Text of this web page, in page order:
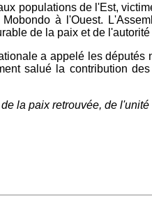
populations de l'Est,
à l'Ouest.
de la paix et de
a appelé les
salué la contribution
la paix retrouvée, de